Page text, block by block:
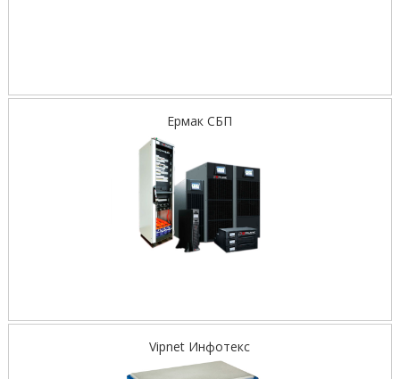
Ермак СБП
Vipnet Инфотекс